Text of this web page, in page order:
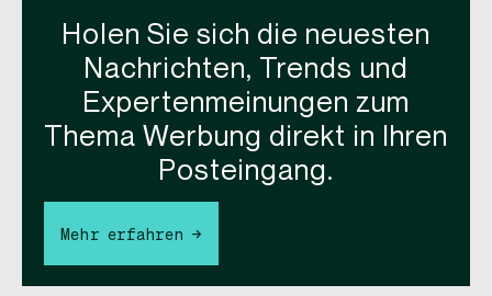
Holen Sie sich die neuesten
Nachrichten, Trends und
Expertenmeinungen zum
Thema Werbung direkt in Ihren
Posteingang.
Mehr erfahren →